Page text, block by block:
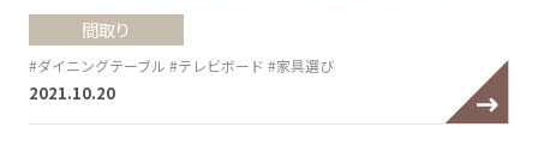
間取り
#ダイニングテーブル #テレビボード #家具選び
2021.10.20